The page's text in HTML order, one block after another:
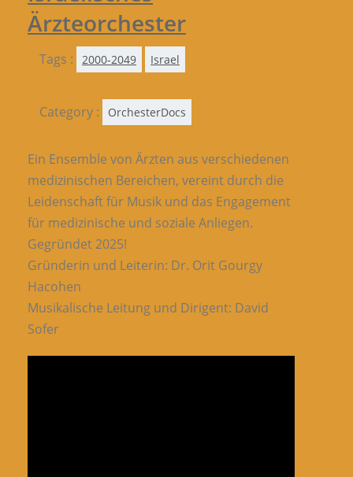
Ärzteorchester
Tags : 2000-2049 Israel
Category : OrchesterDocs
Ein Ensemble von Ärzten aus verschiedenen
medizinischen Bereichen, vereint durch die
Leidenschaft für Musik und das Engagement
für medizinische und soziale Anliegen.
Gegründet 2025!
Gründerin und Leiterin: Dr. Orit Gourgy
Hacohen
Musikalische Leitung und Dirigent: David
Sofer